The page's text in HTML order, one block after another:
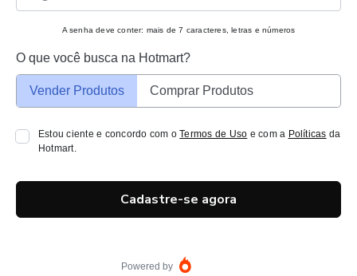
A senha deve conter: mais de 7 caracteres, letras e números
O que você busca na Hotmart?
Vender Produtos Comprar Produtos
Estou ciente e concordo com oTermos de Uso e com a Políticas da
Hotmart.
Cadastre-se agora
Powered by